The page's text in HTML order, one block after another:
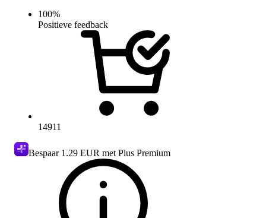
100%
Positieve feedback
14911
Bespaar 1.29 EUR met Plus Premium